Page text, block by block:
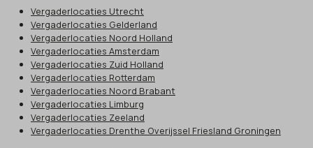
Vergaderlocaties Utrecht
Vergaderlocaties Gelderland
Vergaderlocaties Noord Holland
Vergaderlocaties Amsterdam
Vergaderlocaties Zuid Holland
Vergaderlocaties Rotterdam
Vergaderlocaties Noord Brabant
Vergaderlocaties Limburg
Vergaderlocaties Zeeland
Vergaderlocaties Drenthe Overijssel Friesland Groningen